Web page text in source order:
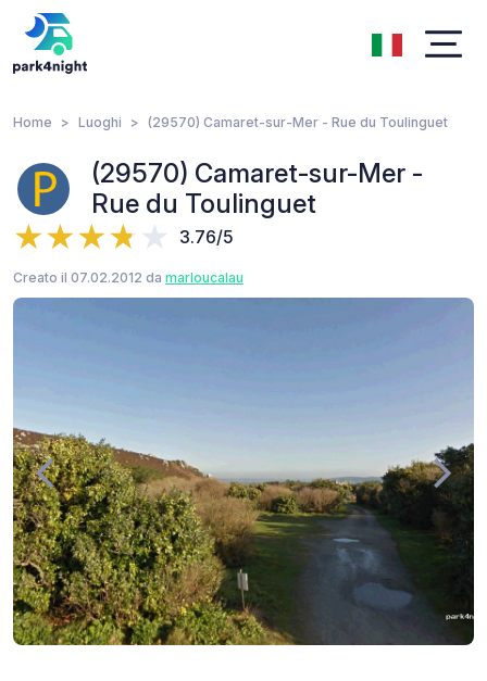
Home Luoghi (29570) Camaret-sur-Mer - Rue du Toulinguet
(29570) Camaret-sur-Mer -
Rue du Toulinguet
3.76/5
Creato il 07.02.2012 da marloucalau